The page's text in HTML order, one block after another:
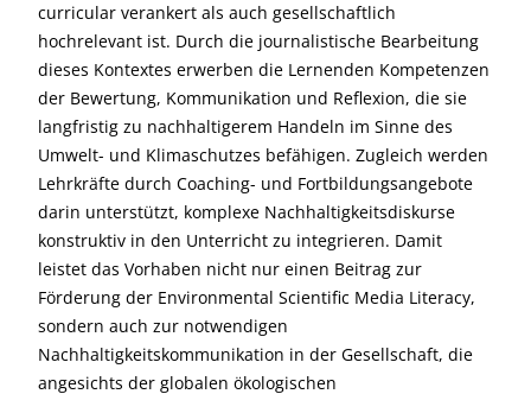
curricular verankert als auch gesellschaftlich
hochrelevant ist. Durch die journalistische Bearbeitung
dieses Kontextes erwerben die Lernenden Kompetenzen
der Bewertung, Kommunikation und Reflexion, die sie
langfristig zu nachhaltigerem Handeln im Sinne des
Umwelt- und Klimaschutzes befähigen. Zugleich werden
Lehrkräfte durch Coaching- und Fortbildungsangebote
darin unterstützt, komplexe Nachhaltigkeitsdiskurse
konstruktiv in den Unterricht zu integrieren. Damit
leistet das Vorhaben nicht nur einen Beitrag zur
Förderung der Environmental Scientific Media Literacy,
sondern auch zur notwendigen
Nachhaltigkeitskommunikation in der Gesellschaft, die
angesichts der globalen ökologischen